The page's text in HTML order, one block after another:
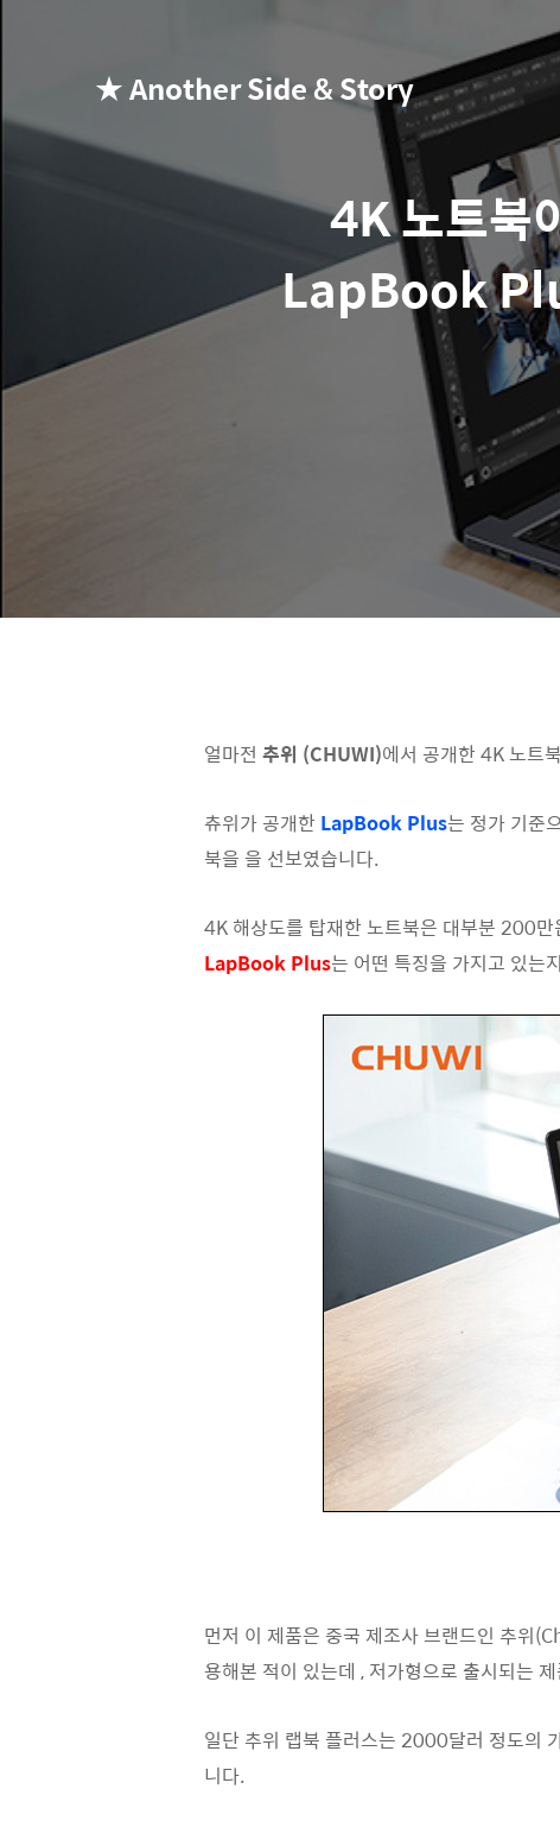
★ Another Side & Story
4K 노트북
LapBook
얼마전 추위 (CHUWI)에서 공개한 4K 노트
츄위가 공개한 LapBook Plus는 정가 기준
북을 을 선보였습니다.
4K 해상도를 탑재한 노트북은 대부분 200
LapBook Plus는 어떤 특징을 가지고 있는
먼저 이 제품은 중국 제조사 브랜드인 추위
용해본 적이 있는데 , 저가형으로 출시되는
일단 추위 랩북 플러스는 2000달러 정도의
니다.